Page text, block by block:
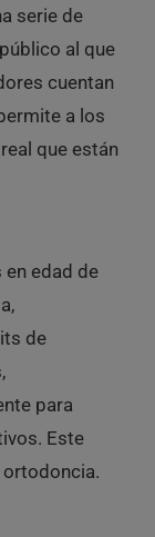
serie de
al que
cuentan
a los
que están
en edad de
de
para
Este